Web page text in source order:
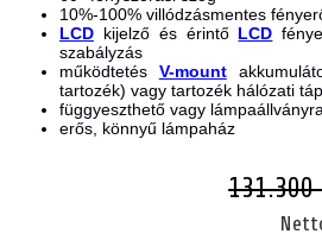
10%-100% villódzásmentes
LCD kijelző és érintő LCD
szabályzás
működtetés V-mount
tartozék) vagy tartozék hálózati
függyeszthető vagy
erős, könnyű lámpaház
131.300